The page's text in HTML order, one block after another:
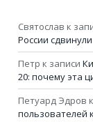
Святослав к
России
Петр к записи
20: почему эта
Петуард Эдров
пользователей